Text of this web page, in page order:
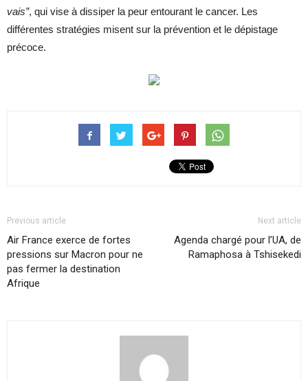
vais”, qui vise à dissiper la peur entourant le cancer. Les
différentes stratégies misent sur la prévention et le dépistage
précoce.
Previous article
Air France exerce de fortes
pressions sur Macron pour ne
pas fermer la destination
Afrique
Next article
Agenda chargé pour l’UA, de
Ramaphosa à Tshisekedi